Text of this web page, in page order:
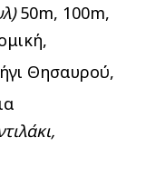
50m, 100m,
Θησαυρού,